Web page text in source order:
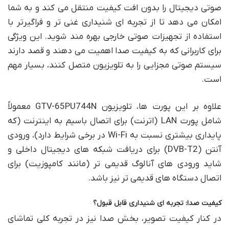
صوتی دیجیتال را بدون افت کیفیت منتقل می کند و به شما
امکان می دهد تا از تجربه ای شنیداری غنی تر و فراگیرتر با
استفاده از تجهیزات صوتی خارجی بهره مند شوید. این ویژگی
برای کاربرانی که به کیفیت صدا اهمیت می دهند و قصد دارند
سیستم صوتی مجزایی را به تلویزیون متصل کنند، بسیار مهم
است.
علاوه بر این پورت ها، تلویزیون GTV-65PU744N معمولاً
شامل پورت LAN (اترنت) برای اتصال باسیم به اینترنت (که
پایداری بیشتری نسبت به Wi-Fi در برخی شرایط دارد)، ورودی
آنتن (DVB-T2) برای دریافت شبکه های دیجیتال داخلی و
شاید ورودی های آنالوگ قدیمی تر (مانند کامپوزیت) برای
اتصال دستگاه های قدیمی تر نیز باشد.
کیفیت صدا: تجربه ای شنیداری قابل قبول؟
در کنار کیفیت تصویر، بخش صدا نیز در تجربه کلی تماشای